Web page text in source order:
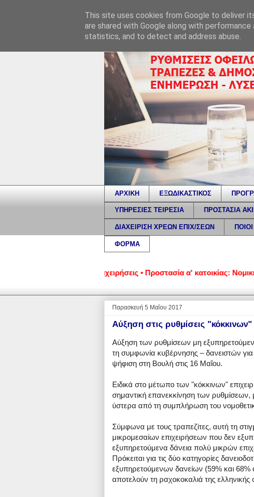
ΑΡΧΙΚΗ ΕΞΩΔΙΚΑΣΤΙΚΟΣ
ΥΠΗΡΕΣΙΕΣ ΤΕΙΡΕΣΙΑ ΠΡΟΣΤΑΣΙΑ
ΔΙΑΧΕΙΡΙΣΗ ΧΡΕΩΝ ΕΠΙΧ/ΣΕΩΝ
ΦΟΡΜΑ
νοικοκυριά και επιχειρήσεις • Προστασία α' κατοικίας: Νομική
Παρασκευή 5 Μαΐου 2017
Αύξηση στις ρυθμίσεις
Αύξηση των ρυθμίσεων μη
τη συμφωνία κυβέρνησης – δανειστών για
ψήφιση στη Βουλή στις 16 Μαΐου.
Ειδικά στο μέτωπο των "κόκκινων"
σημαντική επανεκκίνηση των ρυθμίσεων,
ύστερα από τη συμπλήρωση του
Σύμφωνα με τους τραπεζίτες, αυτή τη
μικρομεσαίων επιχειρήσεων που δεν
εξυπηρετούμενα δάνεια πολύ μικρών
Πρόκειται για τις δύο κατηγορίες
εξυπηρετούμενων δανείων (59% και 68%
αποτελούν τη ραχοκοκαλιά της ελληνικής
This site uses cookies from Google to deliver
are shared with Google along with
statistics, and to detect and address abuse.